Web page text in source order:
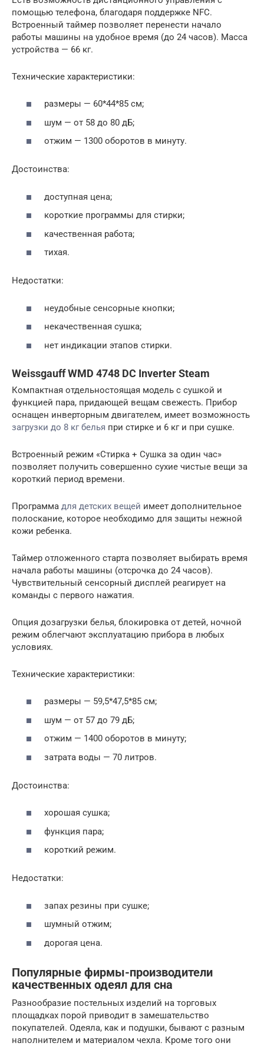
помощью телефона, благодаря поддержке NFC.
Встроенный таймер позволяет перенести начало
работы машины на удобное время (до 24 часов). Масса
устройства — 66 кг.
Технические характеристики:
размеры — 60*44*85 см;
шум — от 58 до 80 дБ;
отжим — 1300 оборотов в минуту.
Достоинства:
доступная цена;
короткие программы для стирки;
качественная работа;
тихая.
Недостатки:
неудобные сенсорные кнопки;
некачественная сушка;
нет индикации этапов стирки.
Weissgauff WMD 4748 DC Inverter Steam
Компактная отдельностоящая модель с сушкой и
функцией пара, придающей вещам свежесть. Прибор
оснащен инверторным двигателем, имеет возможность
загрузки до 8 кг белья при стирке и 6 кг и при сушке.
Встроенный режим «Стирка + Сушка за один час»
позволяет получить совершенно сухие чистые вещи за
короткий период времени.
Программа для детских вещей имеет дополнительное
полоскание, которое необходимо для защиты нежной
кожи ребенка.
Таймер отложенного старта позволяет выбирать время
начала работы машины (отсрочка до 24 часов).
Чувствительный сенсорный дисплей реагирует на
команды с первого нажатия.
Опция дозагрузки белья, блокировка от детей, ночной
режим облегчают эксплуатацию прибора в любых
условиях.
Технические характеристики:
размеры — 59,5*47,5*85 см;
шум — от 57 до 79 дБ;
отжим — 1400 оборотов в минуту;
затрата воды — 70 литров.
Достоинства:
хорошая сушка;
функция пара;
короткий режим.
Недостатки:
запах резины при сушке;
шумный отжим;
дорогая цена.
Популярные фирмы-производители
качественных одеял для сна
Разнообразие постельных изделий на торговых
площадках порой приводит в замешательство
покупателей. Одеяла, как и подушки, бывают с разным
наполнителем и материалом чехла. Кроме того они